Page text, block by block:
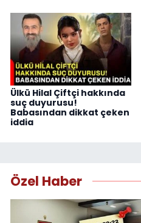
Ülkü Hilal Çiftçi hakkında
suç duyurusu!
Babasından dikkat çeken
iddia
Özel Haber